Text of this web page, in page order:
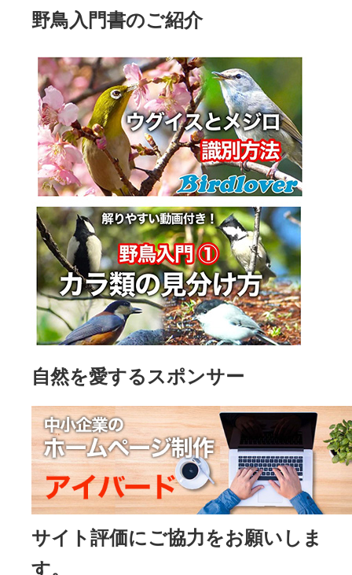
野鳥入門書のご紹介
自然を愛するスポンサー
サイト評価にご協力をお願いしま
す。